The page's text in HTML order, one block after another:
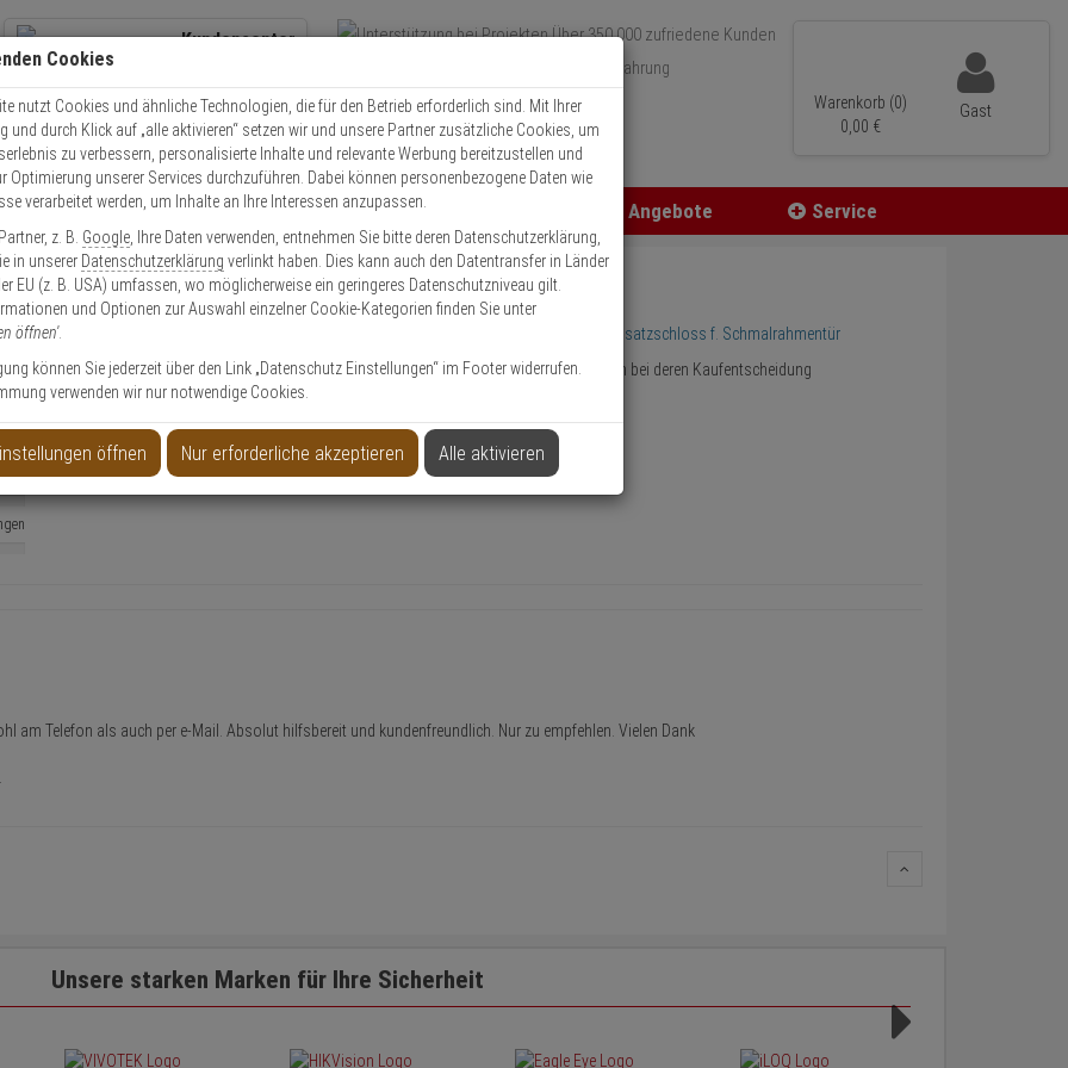
Kundencenter
Kontaktservice nutzen
Mo. - Do.: 8:00 - 16:30 Fr. 8:00 - 14:00 Uhr
Über 350.000 zufriedene Kunden
Über 15 Jahre Erfahrung
Schneller Versand
Warenkorb (0)
0, 00 €
Gast
Zutritt Einbruch Angebote Service
ABUS 7525 W EK Türzusatzschloss f. Schmalrahmentür
Schreiben Sie jetzt Ihre persönliche Erfahrung mit diesem Artikel und helfen Sie anderen bei deren Kaufentscheidung
Einloggen und Bewertung schreiben
am Telefon als auch per e-Mail. Absolut hilfsbereit und kundenfreundlich. Nur zu empfehlen. Vielen Dank
Unsere starken Marken für Ihre Sicherheit
Cookies
nutzt Cookies und ähnliche Technologien, die für den Betrieb erforderlich sind. Mit Ihrer
und durch Klick auf „alle aktivieren“ setzen wir und unsere Partner zusätzliche Cookies, um
zu verbessern, personalisierte Inhalte und relevante Werbung bereitzustellen und
Optimierung unserer Services durchzuführen. Dabei können personenbezogene Daten wie
verarbeitet werden, um Inhalte an Ihre Interessen anzupassen.
z. B. Google , Ihre Daten verwenden, entnehmen Sie bitte deren Datenschutzerklärung,
in unserer Datenschutzerklärung verlinkt haben. Dies kann auch den Datentransfer in Länder
EU (z. B. USA) umfassen, wo möglicherweise ein geringeres Datenschutzniveau gilt.
und Optionen zur Auswahl einzelner Cookie-Kategorien finden Sie unter
öffnen'.
können Sie jederzeit über den Link „Datenschutz Einstellungen“ im Footer widerrufen.
verwenden wir nur notwendige Cookies.
öffnen Nur erforderliche akzeptieren Alle aktivieren